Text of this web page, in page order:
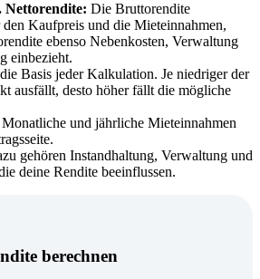
Nettorendite: Die Bruttorendite
Kaufpreis und die Mieteinnahmen,
ebenso Nebenkosten, Verwaltung
einbezieht.
Basis jeder Kalkulation. Je niedriger der
ausfällt, desto höher fällt die mögliche
Monatliche und jährliche Mieteinnahmen
gehören Instandhaltung, Verwaltung und
deine Rendite beeinflussen.
berechnen